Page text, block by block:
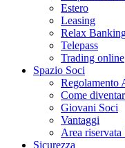
Estero
Leasing
Relax
Telepass
Trading online
Spazio Soci
Regolamento
Come
Giovani Soci
Vantaggi
Area riservata
Sicurezza